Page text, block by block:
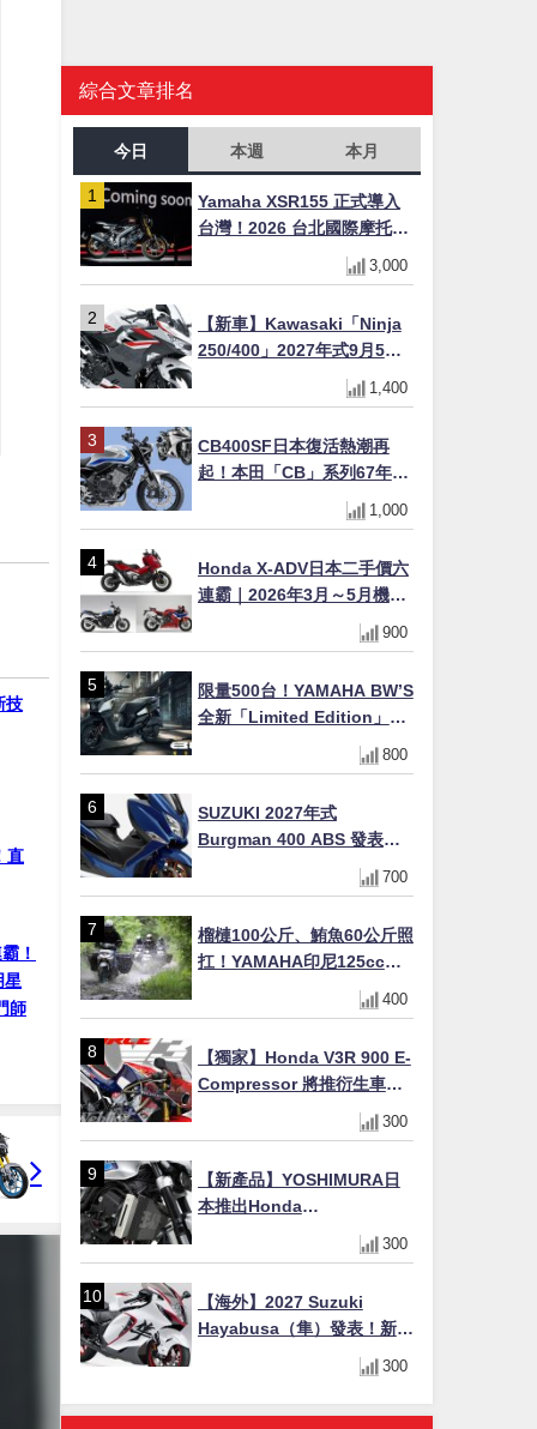
技
直
！
星
師
綜合文章排名
今日 本週 本月
Yamaha XSR155 正式導入
台灣！2026 台北國際摩托車
展亮相，70 週年紀念版
YZF-R 系列限量追加販售
3,000
【新車】Kawasaki「Ninja
250/400」2027年式9月5日
日本發售！新塗裝登場×價格
不變×輔助滑動式離合器
1,400
CB400SF日本復活熱潮再
起！本田「CB」系列67年傳
奇解密 與CBR差異一次搞懂
1,000
Honda X-ADV日本二手價六
連霸｜2026年3月～5月機車
轉售排行榜 CBR1000RR-R
FIREBLADE SP首度躋身前
900
限量500台！YAMAHA BW’S
全新「Limited Edition」都
市探索限定色 GOOPiMADE
聯名包同步登場
800
SUZUKI 2027年式
Burgman 400 ABS 發表！
8/18日本上市、支援E10汽油
售價98萬100日圓
700
榴槤100公斤、鮪魚60公斤照
扛！YAMAHA印尼125cc速
克達Gear Ultima 2740公里
耐操實測
400
【獨家】Honda V3R 900 E-
Compressor 將推衍生車
系？自然進氣 V3 同步測試
中，CG 預想曝光！
300
【新產品】YOSHIMURA日
本推出Honda
CB1000F/CB1000 HORNET
專用水箱護網，六角網紋設
300
【海外】2027 Suzuki
Hayabusa（隼）發表！新增
Special Edition 特仕版，全
新珍珠白塗裝與專屬配備登
場
300